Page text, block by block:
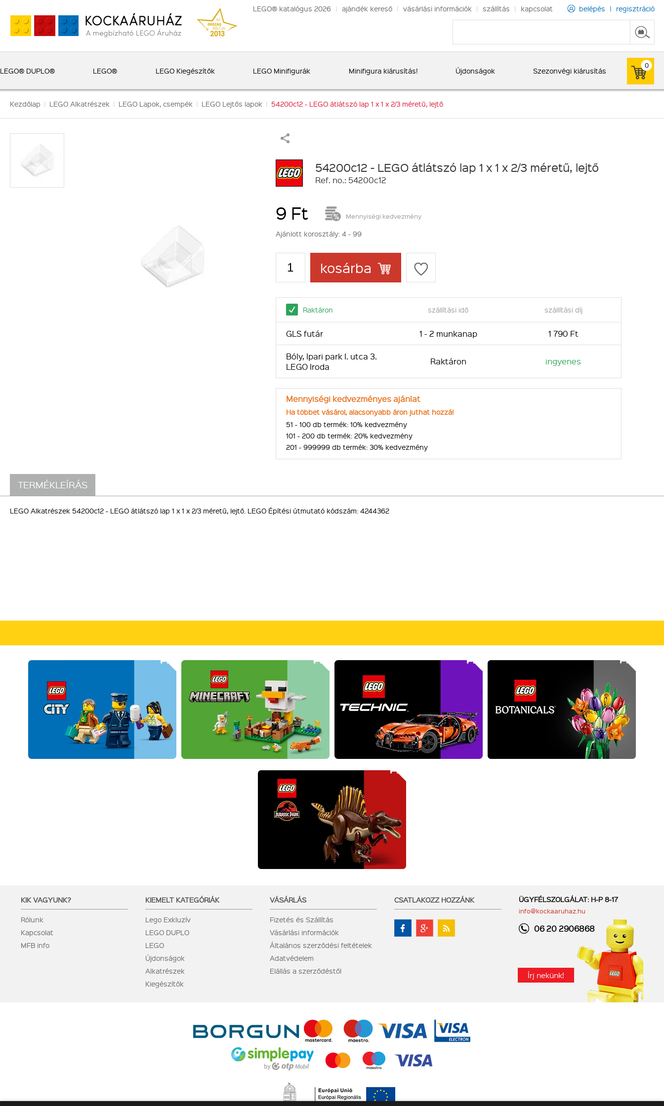
LEGO® katalógus 2026 | ajándék kereső | vásárlási információk | szállítás | kapcsolat belépés | regisztráció
LEGO® DUPLO® LEGO® LEGO Kiegészítők LEGO Minifigurák Minifigura kiárusítás! Újdonságok Szezonvégi kiárusítás
0
Kezdőlap | LEGO Alkatrészek | LEGO Lapok, csempék | LEGO Lejtős lapok | 54200c12 - LEGO átlátszó lap 1 x 1 x 2/3 méretű, lejtő
54200c12 - LEGO átlátszó lap 1 x 1 x 2/3 méretű, lejtő
Ref. no.: 54200c12
9 Ft Mennyiségi kedvezmény
Ajánlott korosztály: 4 - 99
kosárba
Raktáron szállítási idő szállítási díj
GLS futár 1 - 2 munkanap 1 790 Ft
Bóly, Ipari park I. utca 3.
LEGO Iroda
Raktáron ingyenes
Mennyiségi kedvezményes ajánlat
Ha többet vásárol, alacsonyabb áron juthat hozzá!
51 - 100 db termék: 10% kedvezmény
101 - 200 db termék: 20% kedvezmény
201 - 999999 db termék: 30% kedvezmény
TERMÉKLEÍRÁS
LEGO Alkatrészek 54200c12 - LEGO átlátszó lap 1 x 1 x 2/3 méretű, lejtő. LEGO Építési útmutató kódszám: 4244362
KIK VAGYUNK?
Rólunk
Kapcsolat
MFB info
KIEMELT KATEGÓRIÁK
Lego Exkluzív
LEGO DUPLO
LEGO
Újdonságok
Alkatrészek
Kiegészítők
VÁSÁRLÁS
Fizetés és Szállítás
Vásárlási információk
Általános szerződési feltételek
Adatvédelem
Elállás a szerződéstől
CSATLAKOZZ HOZZÁNK ÜGYFÉLSZOLGÁLAT: H-P 8-17
info@kockaaruhaz.hu
06 20 2906868
Írj nekünk!